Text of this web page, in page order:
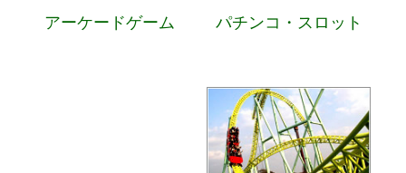
アーケードゲーム パチンコ・スロット